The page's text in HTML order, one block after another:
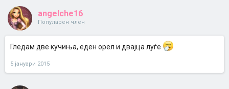
angelche16
Популарен член
Гледам две кучиња, еден орел и двајца луѓе
5 јануари 2015